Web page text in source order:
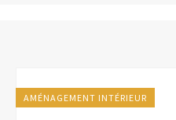
AMÉNAGEMENT INTÉRIEUR